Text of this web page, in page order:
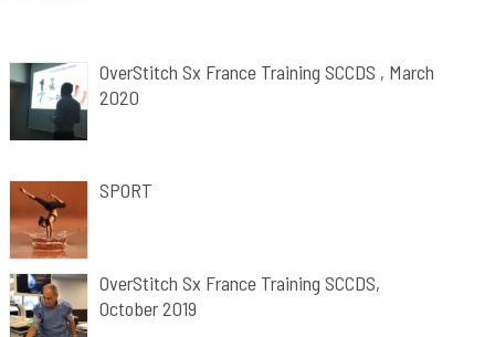
OverStitch Sx France Training SCCDS , March
2020
SPORT
OverStitch Sx France Training SCCDS,
October 2019